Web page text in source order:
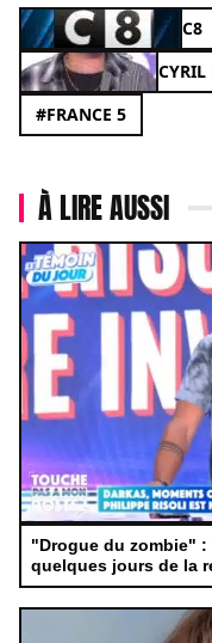
C8
#FRANCE 5
À LIRE AUSSI
"Drogue du zombie" :
quelques jours de la